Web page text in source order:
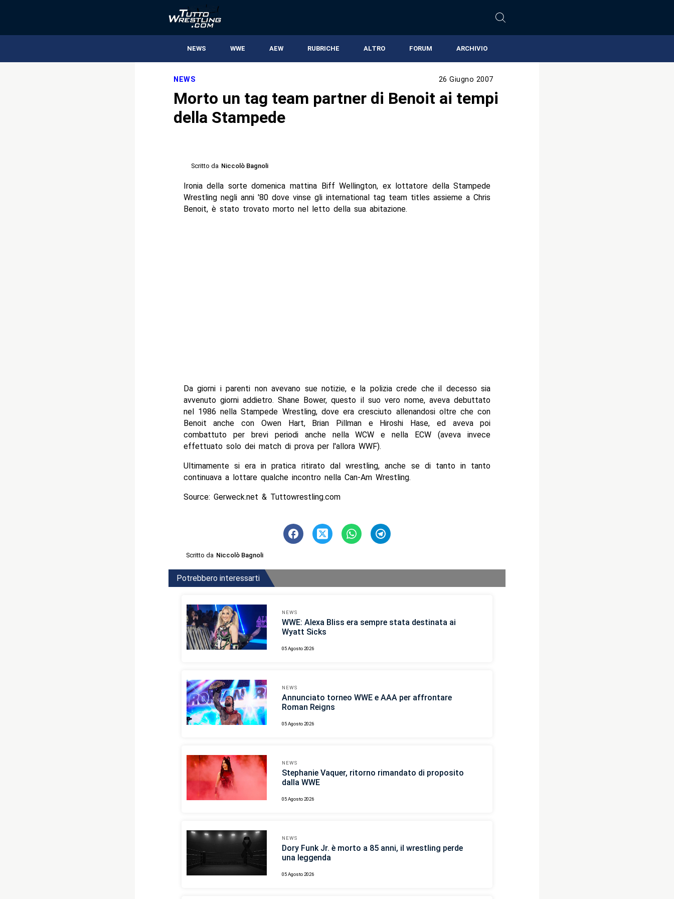
NEWS WWE AEW RUBRICHE ALTRO FORUM ARCHIVIO
NEWS 26 Giugno 2007
Morto un tag team partner di Benoit ai tempi
della Stampede
Scritto da Niccolò Bagnoli
Ironia della sorte domenica mattina Biff Wellington, ex lottatore della Stampede
Wrestling negli anni '80 dove vinse gli international tag team titles assieme a Chris
Benoit, è stato trovato morto nel letto della sua abitazione.
Da giorni i parenti non avevano sue notizie, e la polizia crede che il decesso sia
avvenuto giorni addietro. Shane Bower, questo il suo vero nome, aveva debuttato
nel 1986 nella Stampede Wrestling, dove era cresciuto allenandosi oltre che con
Benoit anche con Owen Hart, Brian Pillman e Hiroshi Hase, ed aveva poi
combattuto per brevi periodi anche nella WCW e nella ECW (aveva invece
effettuato solo dei match di prova per l'allora WWF).
Ultimamente si era in pratica ritirato dal wrestling, anche se di tanto in tanto
continuava a lottare qualche incontro nella Can-Am Wrestling.
Source: Gerweck.net & Tuttowrestling.com
Scritto da Niccolò Bagnoli
Potrebbero interessarti
NEWS
WWE: Alexa Bliss era sempre stata destinata ai
Wyatt Sicks
05 Agosto 2026
NEWS
Annunciato torneo WWE e AAA per affrontare
Roman Reigns
05 Agosto 2026
NEWS
Stephanie Vaquer, ritorno rimandato di proposito
dalla WWE
05 Agosto 2026
NEWS
Dory Funk Jr. è morto a 85 anni, il wrestling perde
una leggenda
05 Agosto 2026